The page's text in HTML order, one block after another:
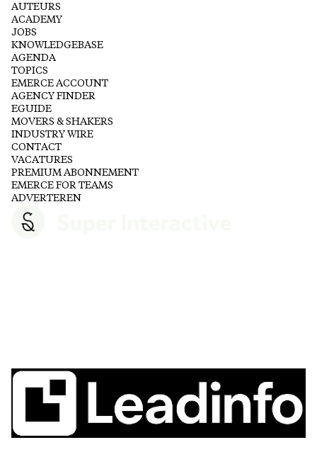
AUTEURS
ACADEMY
JOBS
KNOWLEDGEBASE
AGENDA
TOPICS
EMERCE ACCOUNT
AGENCY FINDER
EGUIDE
MOVERS & SHAKERS
INDUSTRY WIRE
CONTACT
VACATURES
PREMIUM ABONNEMENT
EMERCE FOR TEAMS
ADVERTEREN